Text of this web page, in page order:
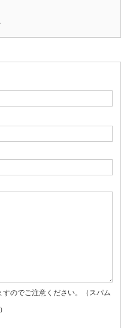
のでご注意ください。（スパム